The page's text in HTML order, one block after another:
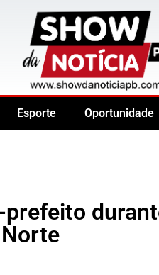
Esporte Oportunidade